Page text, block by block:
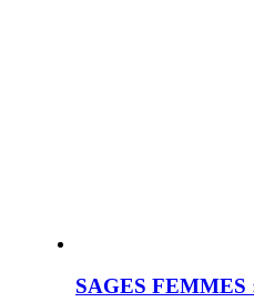
SAGES FEMMES